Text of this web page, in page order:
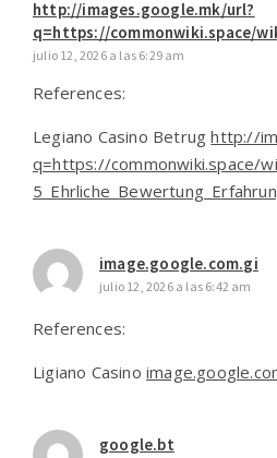
http://images.google.mk/url?
q=https://commonwiki.space/
julio 12, 2026 a las 6:29 am
References:
Legiano Casino Betrughttp://
q=https://commonwiki.space/
image.google.com.gi
julio 12, 2026 a las 6:42 am
References:
Ligiano Casino
google.bt